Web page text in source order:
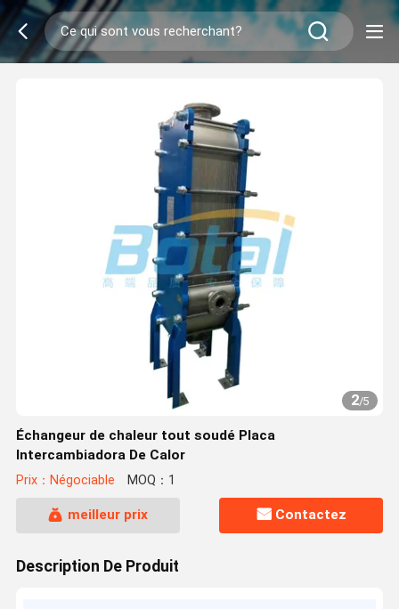
2/5
Échangeur de chaleur tout soudé Placa
Intercambiadora De Calor
Prix：Négociable MOQ：1
meilleur prix Contactez
Description De Produit